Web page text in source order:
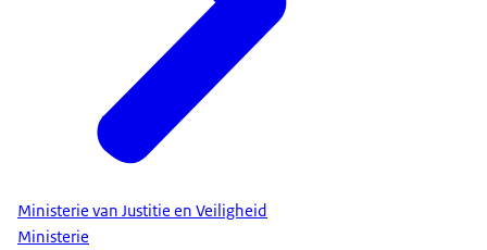
Ministerie van Justitie en Veiligheid
Ministerie